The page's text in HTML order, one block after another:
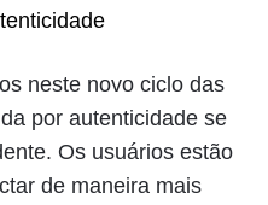
neste novo ciclo das
por autenticidade se
Os usuários estão
de maneira mais